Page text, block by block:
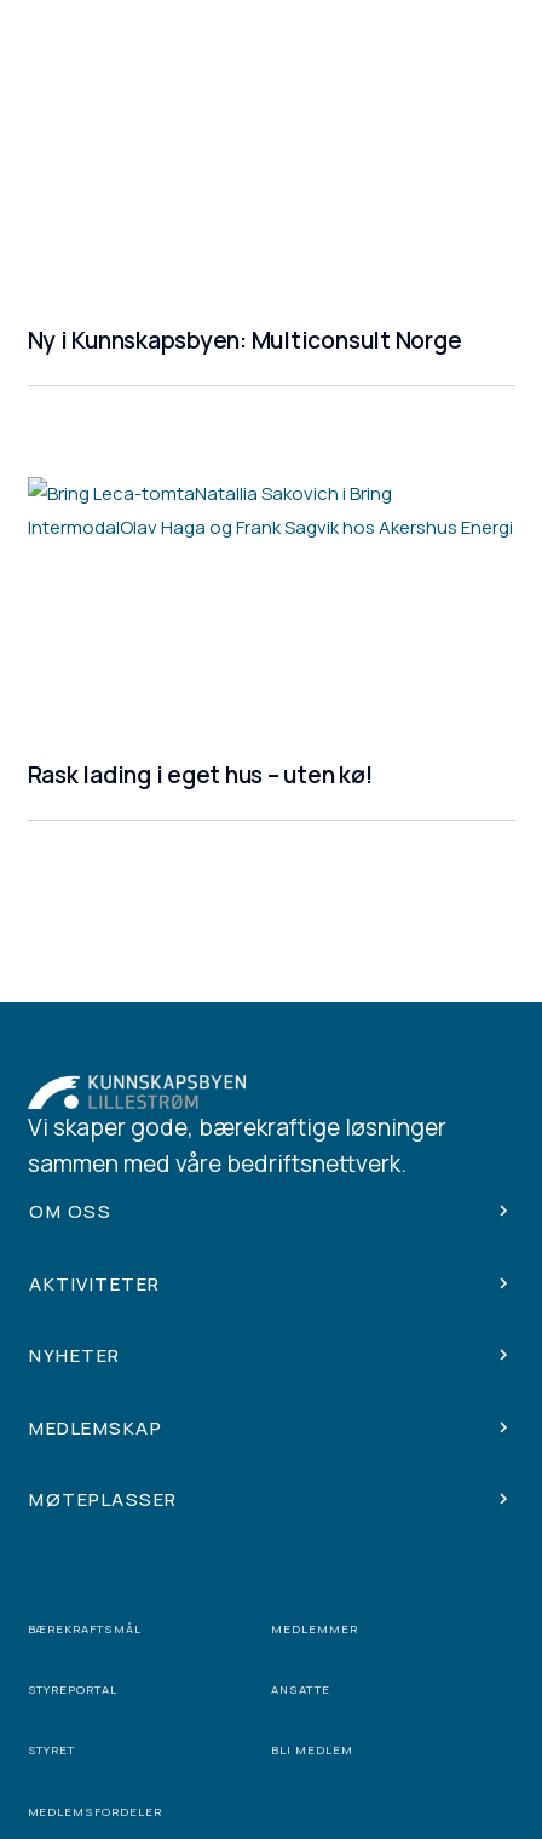
Ny i Kunnskapsbyen: Multiconsult Norge
Rask lading i eget hus – uten kø!
Vi skaper gode, bærekraftige løsninger
sammen med våre bedriftsnettverk.
OM OSS
AKTIVITETER
NYHETER
MEDLEMSKAP
MØTEPLASSER
BÆREKRAFTSMÅL MEDLEMMER
STYREPORTAL ANSATTE
STYRET BLI MEDLEM
MEDLEMSFORDELER